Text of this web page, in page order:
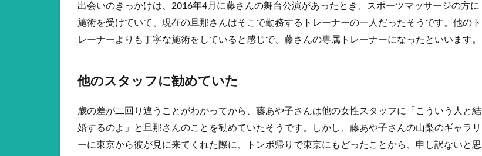
出会いのきっかけは、2016年4月に藤さんの舞台公演があったとき、スポーツマッサージの方に
施術を受けていて、現在の旦那さんはそこで勤務するトレーナーの一人だったそうです。他のト
レーナーよりも丁寧な施術をしていると感じで、藤さんの専属トレーナーになったといいます。
他のスタッフに勧めていた
歳の差が二回り違うことがわかってから、藤あや子さんは他の女性スタッフに「こういう人と結
婚するのよ」と旦那さんのことを勧めていたそうです。しかし、藤あや子さんの山梨のギャラリ
ーに東京から彼が見に来てくれた際に、トンボ帰りで東京にもどったことから、申し訳ないと思